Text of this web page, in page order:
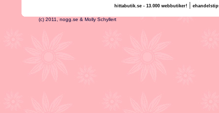
hittabutik.se - 13.000 webbutiker!|
(c) 2011, nogg.se & Molly Schyllert